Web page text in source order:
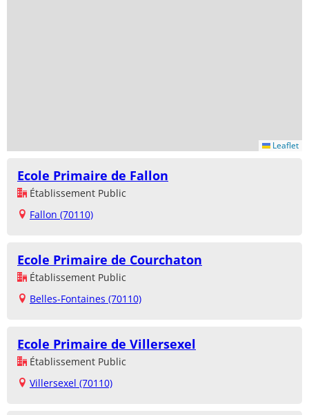
Leaflet
Ecole Primaire de Fallon
Établissement Public
Fallon (70110)
Ecole Primaire de Courchaton
Établissement Public
Belles-Fontaines (70110)
Ecole Primaire de Villersexel
Établissement Public
Villersexel (70110)